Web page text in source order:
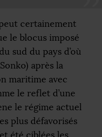
certainement
le blocus imposé
sud du pays d’où
après la
maritime avec
le reflet d’une
le régime actuel
plus défavorisés